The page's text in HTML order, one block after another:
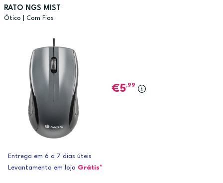
RATO NGS MIST
Ótico | Com Fios
5,99
Entrega em 6 a 7 dias úteis
Levantamento em loja Grátis*